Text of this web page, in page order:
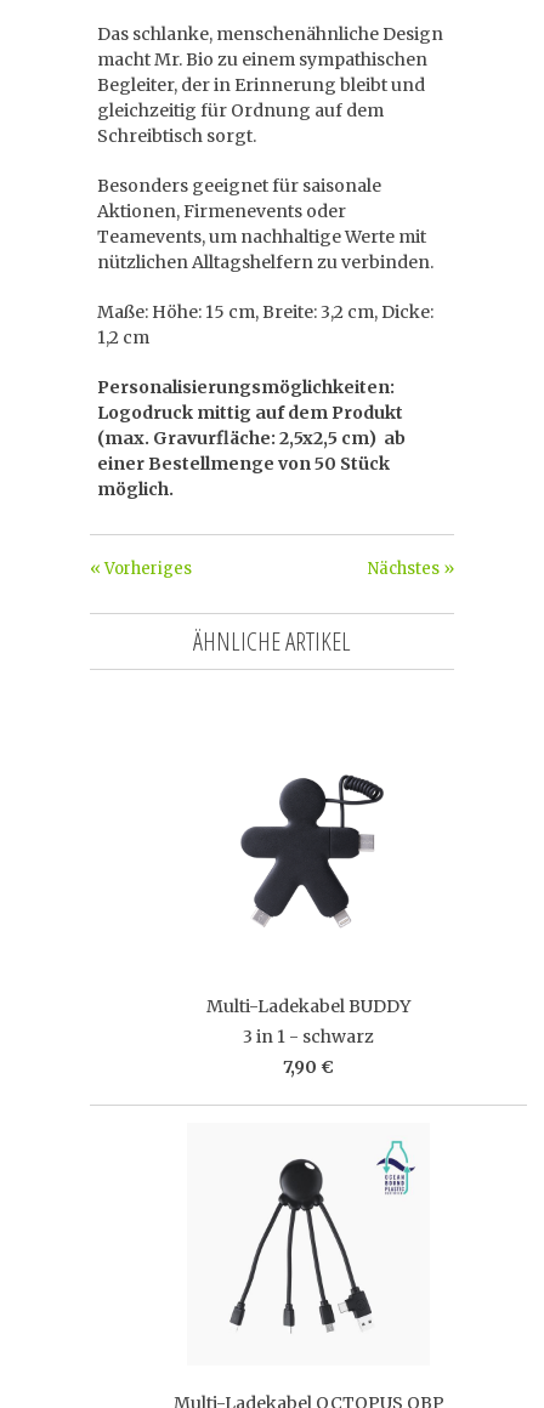
Das schlanke, menschenähnliche Design
macht Mr. Bio zu einem sympathischen
Begleiter, der in Erinnerung bleibt und
gleichzeitig für Ordnung auf dem
Schreibtisch sorgt.
Besonders geeignet für saisonale
Aktionen, Firmenevents oder
Teamevents, um nachhaltige Werte mit
nützlichen Alltagshelfern zu verbinden.
Maße: Höhe: 15 cm, Breite: 3,2 cm, Dicke:
1,2 cm
Personalisierungsmöglichkeiten:
Logodruck mittig auf dem Produkt
(max. Gravurfläche: 2,5x2,5 cm) ab
einer Bestellmenge von 50 Stück
möglich.
Nächstes »
« Vorheriges
ÄHNLICHE ARTIKEL
Multi-Ladekabel BUDDY
3 in 1 - schwarz
7,90 €
Multi-Ladekabel OCTOPUS OBP